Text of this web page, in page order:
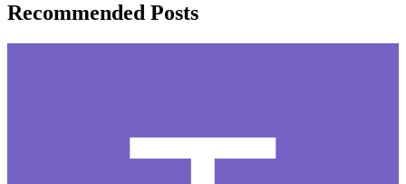
Recommended Posts